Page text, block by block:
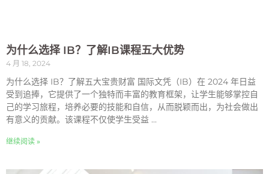
为什么选择 IB？了解IB课程五大优势
4 月 18, 2024
为什么选择 IB？了解五大宝贵财富 国际文凭（IB）在 2024 年日益
受到追捧，它提供了一个独特而丰富的教育框架，让学生能够掌控自
己的学习旅程，培养必要的技能和自信，从而脱颖而出，为社会做出
有意义的贡献。该课程不仅使学生受益 ...
继续阅读 »